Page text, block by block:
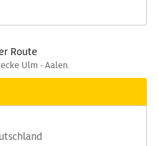
Route
Ulm - Aalen.